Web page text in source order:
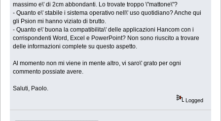
massimo e\' di 2cm abbondanti. Lo trovate troppo \"mattone\"?
- Quanto e\' stabile i sistema operativo nell\' uso quotidiano? Anche qui
gli Psion mi hanno viziato di brutto.
- Quanto e\' buona la compatibilita\' delle applicazioni Hancom con i
corrispondenti Word, Excel e PowerPoint? Non sono riuscito a trovare
delle informazioni complete su questo aspetto.
Al momento non mi viene in mente altro, vi saro\' grato per ogni
commento possiate avere.
Saluti, Paolo.
Logged